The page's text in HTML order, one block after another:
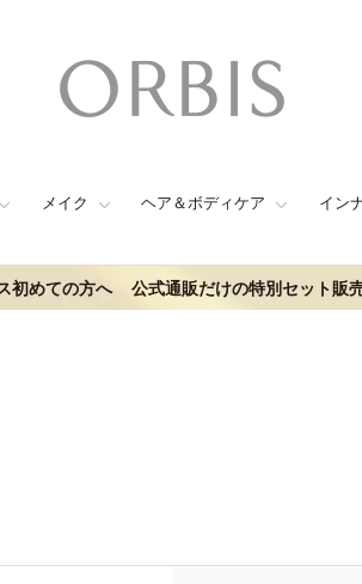
メイク ヘア＆ボディケア イン
初めての方へ 公式通販だけの特別セット販